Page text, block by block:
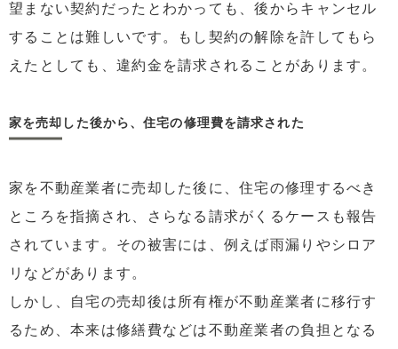
望まない契約だったとわかっても、後からキャンセル
することは難しいです。もし契約の解除を許してもら
えたとしても、違約金を請求されることがあります。
家を売却した後から、住宅の修理費を請求された
家を不動産業者に売却した後に、住宅の修理するべき
ところを指摘され、さらなる請求がくるケースも報告
されています。その被害には、例えば雨漏りやシロア
リなどがあります。
しかし、自宅の売却後は所有権が不動産業者に移行す
るため、本来は修繕費などは不動産業者の負担となる